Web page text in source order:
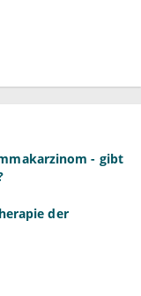
- gibt
der